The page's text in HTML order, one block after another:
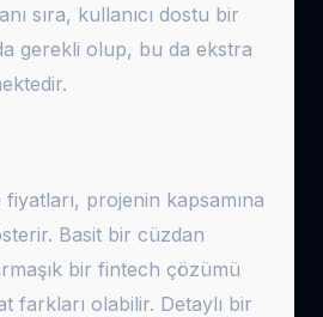
sıra, kullanıcı dostu bir
gerekli olup, bu da ekstra
fiyatları, projenin kapsamına
Basit bir cüzdan
bir fintech çözümü
farkları olabilir. Detaylı bir